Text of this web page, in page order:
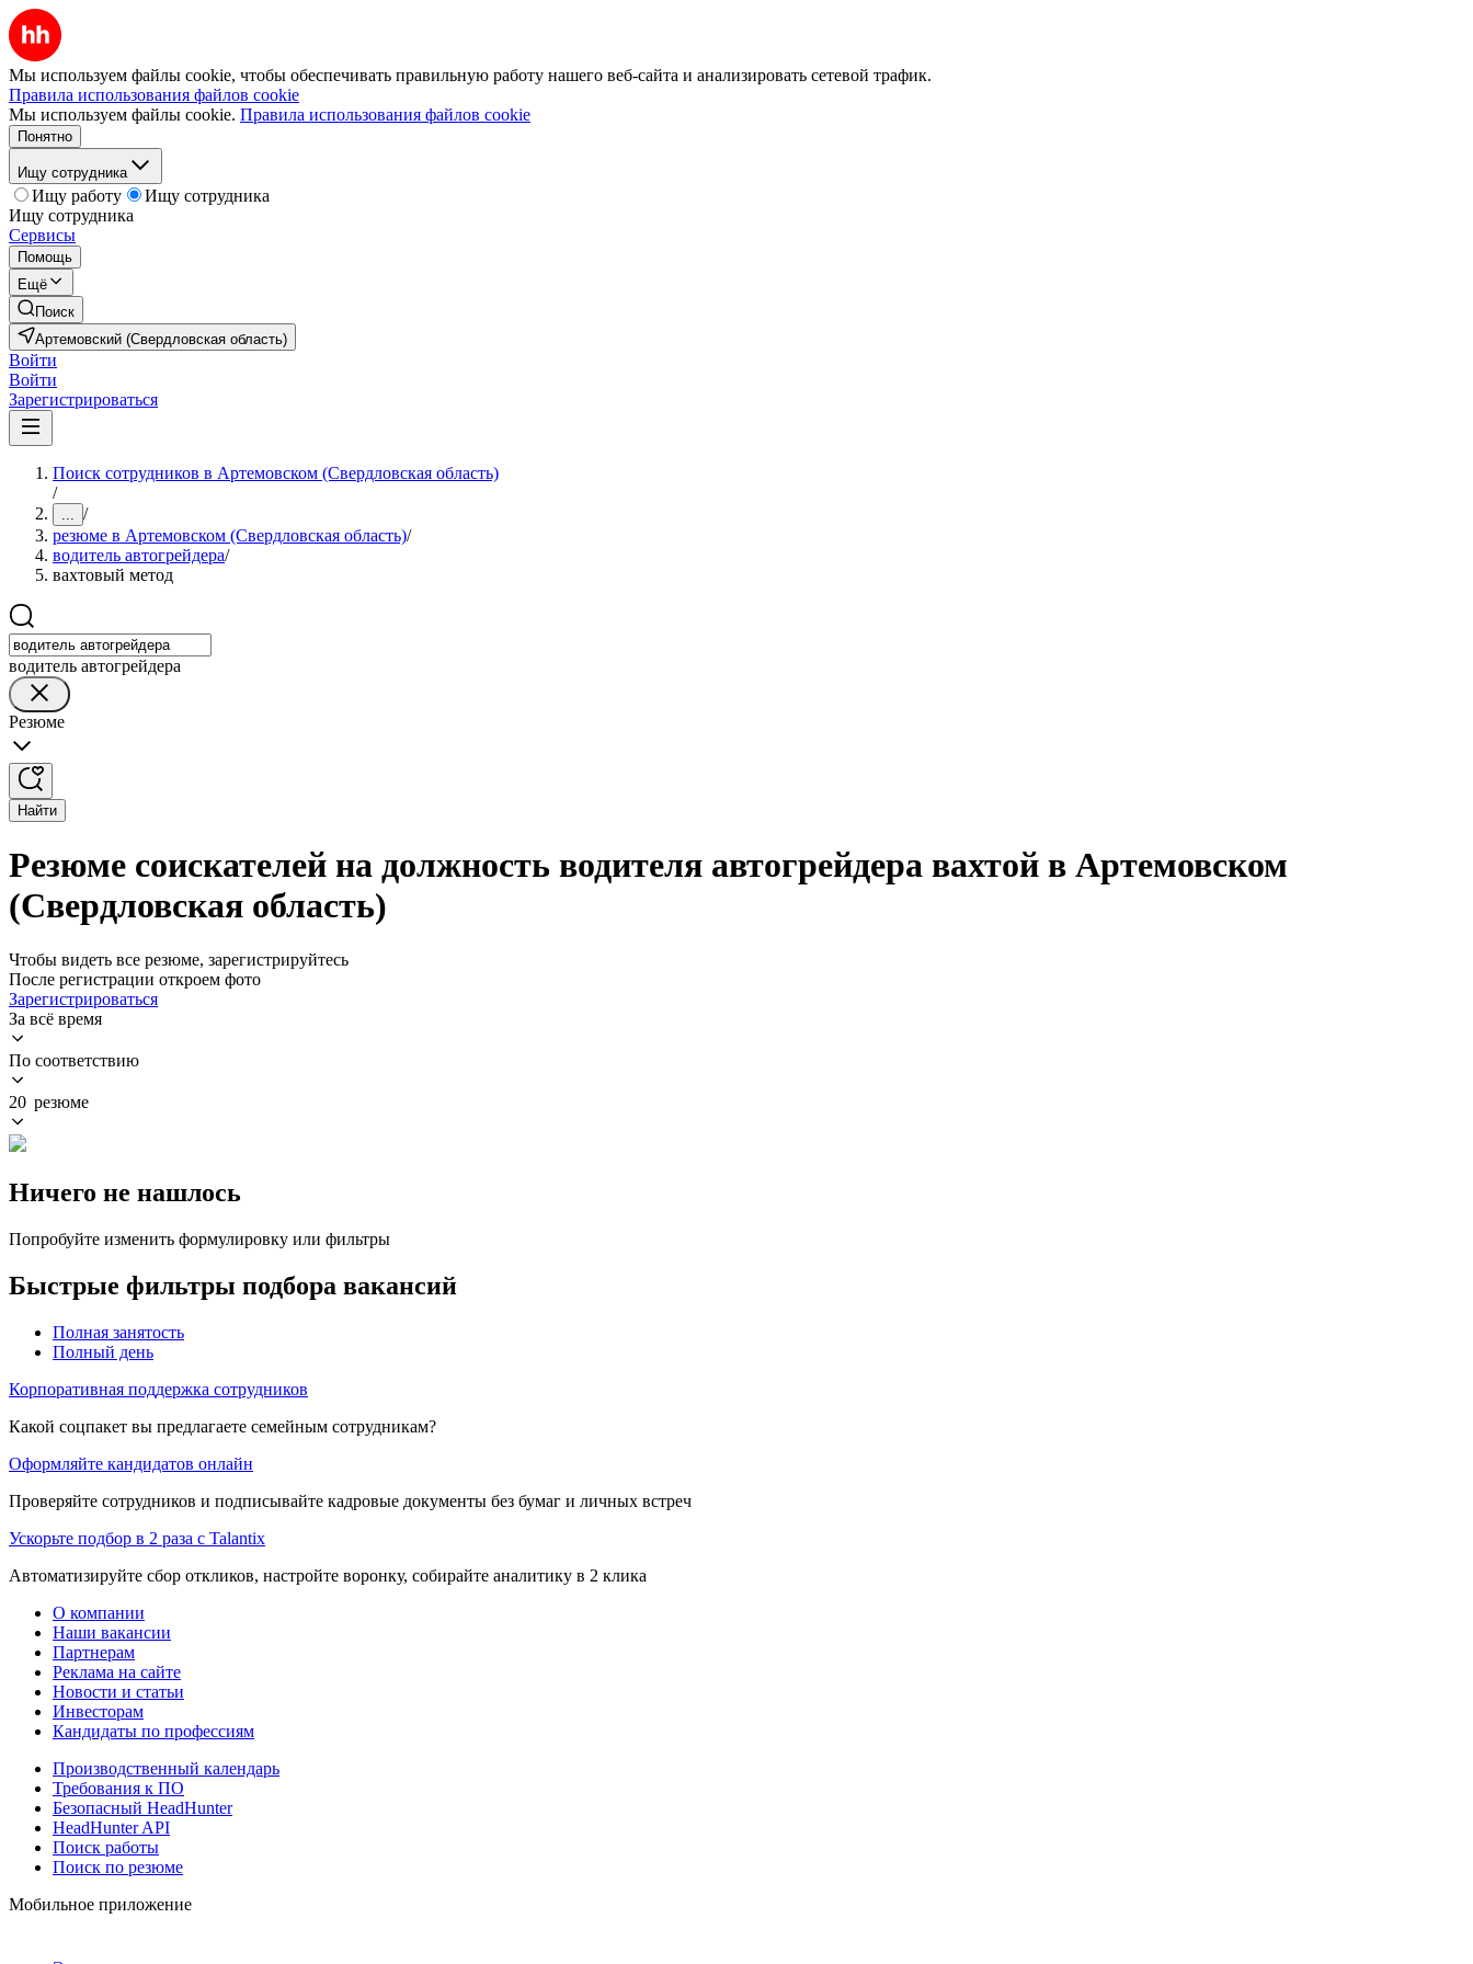
Мы используем файлы cookie, чтобы обеспечивать правильную работу нашего веб-сайта и анализировать сетевой трафик.
Правила использования файлов cookie
Мы используем файлы cookie. Правила использования файлов cookie
Понятно
Ищу сотрудника
Ищу работу
Ищу сотрудника
Ищу сотрудника
Сервисы
Помощь
Ещё
Поиск
Артемовский (Свердловская область)
Войти
Войти
Зарегистрироваться
Поиск сотрудников в Артемовском (Свердловская область)
/
... /
резюме в Артемовском (Свердловская область)/
водитель автогрейдера/
вахтовый метод
водитель автогрейдера
Резюме
Найти
Резюме соискателей на должность водителя автогрейдера вахтой в Артемовском
(Свердловская область)
Чтобы видеть все резюме, зарегистрируйтесь
После регистрации откроем фото
Зарегистрироваться
За всё время
По соответствию
20 резюме
Ничего не нашлось
Попробуйте изменить формулировку или фильтры
Быстрые фильтры подбора вакансий
Полная занятость
Полный день
Корпоративная поддержка сотрудников
Какой соцпакет вы предлагаете семейным сотрудникам?
Оформляйте кандидатов онлайн
Проверяйте сотрудников и подписывайте кадровые документы без бумаг и личных встреч
Ускорьте подбор в 2 раза с Talantix
Автоматизируйте сбор откликов, настройте воронку, собирайте аналитику в 2 клика
О компании
Наши вакансии
Партнерам
Реклама на сайте
Новости и статьи
Инвесторам
Кандидаты по профессиям
Производственный календарь
Требования к ПО
Безопасный HeadHunter
HeadHunter API
Поиск работы
Поиск по резюме
Мобильное приложение